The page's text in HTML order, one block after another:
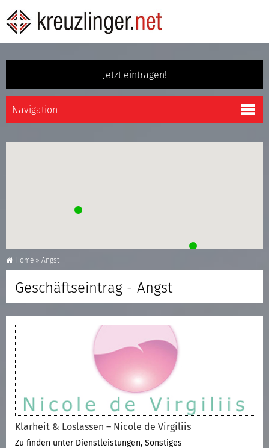
Jetzt eintragen!
Home » Angst
Geschäftseintrag - Angst
Klarheit & Loslassen – Nicole de Virgiliis
Zu finden unter Dienstleistungen, Sonstiges